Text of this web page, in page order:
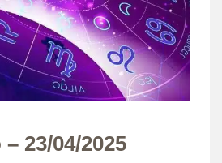
23/04/2025